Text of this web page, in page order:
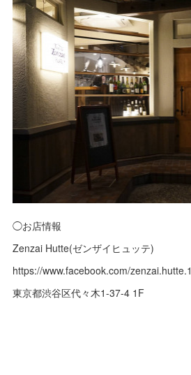
◯お店情報
Zenzai Hutte(ゼンザイヒュッテ)
https://www.facebook.com/zenzai.hutte.1
東京都渋谷区代々木1-37-4 1F